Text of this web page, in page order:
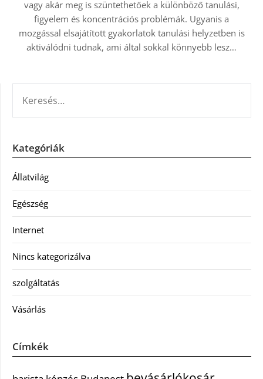
vagy akár meg is szüntethetőek a különböző tanulási,
figyelem és koncentrációs problémák. Ugyanis a
mozgással elsajátított gyakorlatok tanulási helyzetben is
aktiválódni tudnak, ami által sokkal könnyebb lesz…
Kategóriák
Állatvilág
Egészség
Internet
Nincs kategorizálva
szolgáltatás
Vásárlás
Címkék